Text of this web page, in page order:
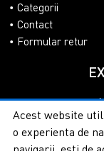
Categorii
Contact
Formular retur
Acest website
o experienta de